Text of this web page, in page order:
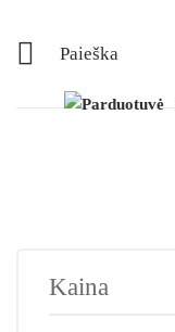
Paieška
Kaina